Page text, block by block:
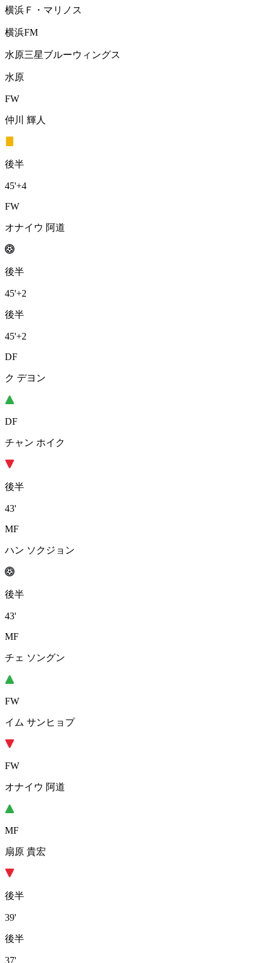
横浜Ｆ・マリノス
横浜FM
水原三星ブルーウィングス
水原
FW
仲川 輝人
後半
45'+4
FW
オナイウ 阿道
後半
45'+2
後半
45'+2
DF
ク デヨン
DF
チャン ホイク
後半
43'
MF
ハン ソクジョン
後半
43'
MF
チェ ソングン
FW
イム サンヒョプ
FW
オナイウ 阿道
MF
扇原 貴宏
後半
39'
後半
37'